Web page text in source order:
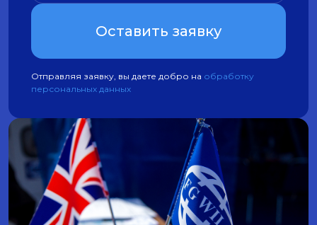
Оставить заявку
Отправляя заявку, вы даете добро на обработку
персональных данных